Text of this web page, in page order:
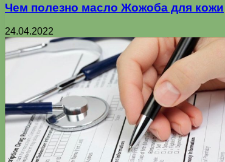
Чем полезно масло Жожоба для кожи
24.04.2022